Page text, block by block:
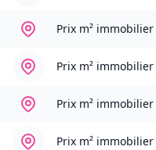
Prix m² immobilier
Prix m² immobilier
Prix m² immobilier
Prix m² immobilier